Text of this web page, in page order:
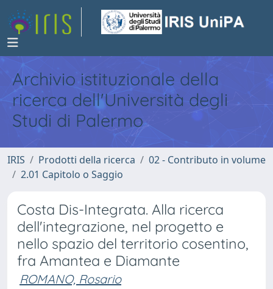
Archivio istituzionale della
ricerca dell'Università degli
Studi di Palermo
IRIS Prodotti della ricerca
02 - Contributo in volume
2.01 Capitolo o Saggio
Costa Dis-Integrata. Alla ricerca
dell'integrazione, nel progetto e
nello spazio del territorio cosentino,
fra Amantea e Diamante
ROMANO, Rosario